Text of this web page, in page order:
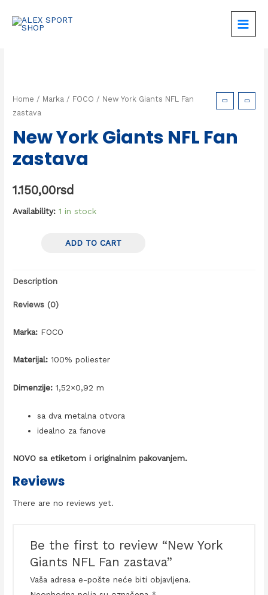
Home / Marka / FOCO / New York Giants NFL Fan
zastava
New York Giants NFL Fan
zastava
1.150,00rsd
Availability: 1 in stock
ADD TO CART
Description
Reviews (0)
Marka: FOCO
Materijal: 100% poliester
Dimenzije:1,52×0,92 m
sa dva metalna otvora
idealno za fanove
NOVO sa etiketom i originalnim pakovanjem.
Reviews
There are no reviews yet.
Be the first to review “New York
Giants NFL Fan zastava”
Vaša adresa e-pošte neće biti objavljena.